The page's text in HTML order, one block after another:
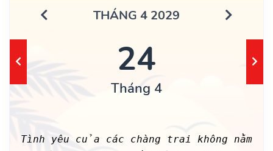
THÁNG 4 2029
24
Tháng 4
Tình yêu của các chàng trai không nằm